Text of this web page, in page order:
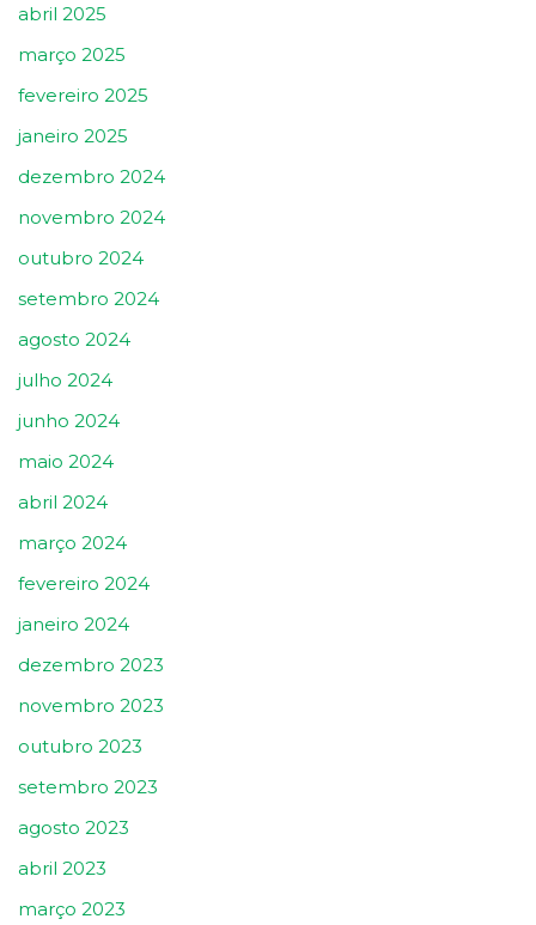
abril 2025
março 2025
fevereiro 2025
janeiro 2025
dezembro 2024
novembro 2024
outubro 2024
setembro 2024
agosto 2024
julho 2024
junho 2024
maio 2024
abril 2024
março 2024
fevereiro 2024
janeiro 2024
dezembro 2023
novembro 2023
outubro 2023
setembro 2023
agosto 2023
abril 2023
março 2023